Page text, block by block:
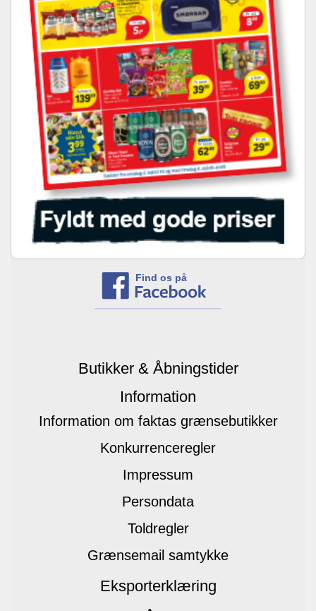
Find os på
Butikker & Åbningstider
Information
Information om faktas grænsebutikker
Konkurrenceregler
Impressum
Persondata
Toldregler
Grænsemail samtykke
Eksporterklæring